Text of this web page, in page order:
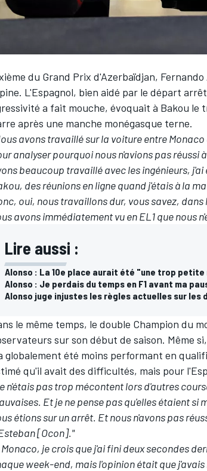
du Grand Prix d'Azerbaïdjan, Fernando
. L'Espagnol, bien aidé par le départ
a fait mouche, évoquait à Bakou
après une manche monégasque terne.
avons travaillé sur la voiture entre
analyser pourquoi nous n'avions pas réussi
beaucoup travaillé avec les ingénieurs,
des réunions en ligne quand j'étais à la
oui, nous travaillons dur, vous savez,
avons immédiatement vu en EL1 que nous
Lire aussi :
Alonso : La 10e place aurait été "une trop
Alonso : Je perdais du temps en F1 avant ma
Alonso juge injustes les règles actuelles sur les
le même temps, le double Champion du
sur son début de saison. Même
globalement été moins performant en
qu'il avait des difficultés, mais pour
n'étais pas trop mécontent lors d'autres
Et je ne pense pas qu'elles étaient si
étions sur un arrêt. Et nous n'avons pas
[Ocon]."
Monaco, je crois que j'ai fini deux secondes
week-end, mais l'opinion était que